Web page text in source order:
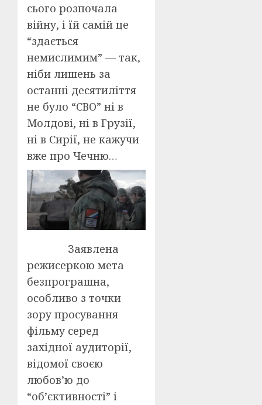
сього розпочала
війну, і їй самій це
“здається
немислимим” — так,
ніби лишень за
останні десятиліття
не було “СВО” ні в
Молдові, ні в Грузії,
ні в Сирії, не кажучи
вже про Чечню…
Заявлена
режисеркою мета
безпрограшна,
особливо з точки
зору просування
фільму серед
західної аудиторії,
відомої своєю
любов’ю до
“об’єктивності” і